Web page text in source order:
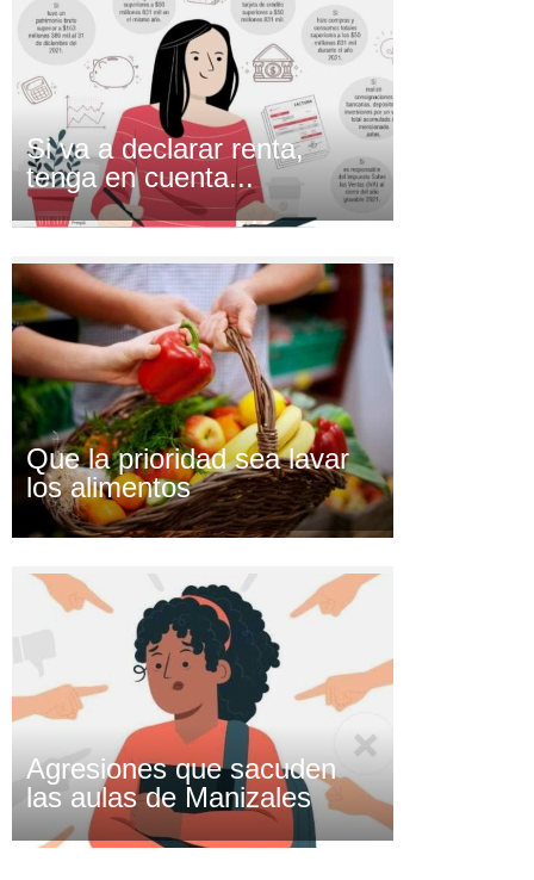
Si va a declarar renta,
tenga en cuenta...
Que la prioridad sea lavar
los alimentos
Agresiones que sacuden
las aulas de Manizales